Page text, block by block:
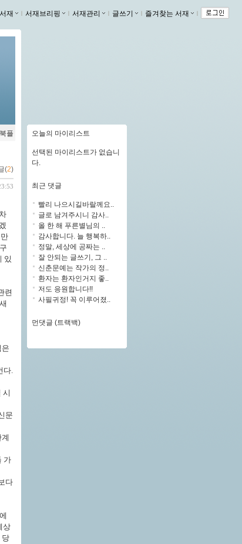
재 ｌ 서재브리핑 ｌ 서재관리 ｌ 글쓰기 ｌ 즐겨찾는 서재 ｌ
북플
(2)
있
련
다.
시
문
가
다
상
당
오늘의 마이리스트
선택된 마이리스트가 없습니
다.
최근 댓글
빨리 나으시길바랄께요..
글로 남겨주시니 감사..
올 한 해 푸른별님의 ..
감사합니다. 늘 행복하..
정말, 세상에 공짜는 ..
잘 안되는 글쓰기, 그 ..
신춘문예는 작가의 정..
환자는 환자인거지 좋..
저도 응원합니다!!
사필귀정! 꼭 이루어졌..
먼댓글 (트랙백)